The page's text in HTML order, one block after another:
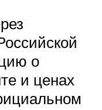
о
и ценах